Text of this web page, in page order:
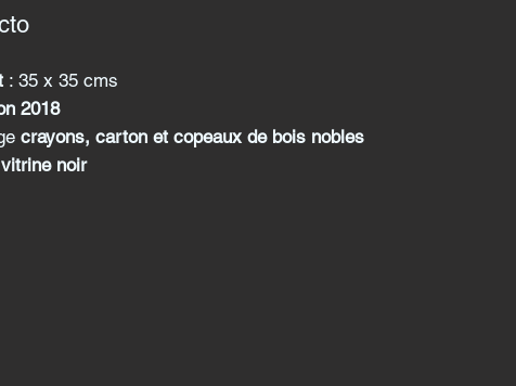
: 35 x 35 cms
2018
crayons, carton et copeaux de bois nobles
noir